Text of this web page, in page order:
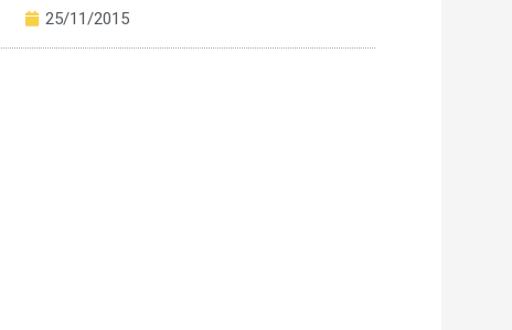
25/11/2015